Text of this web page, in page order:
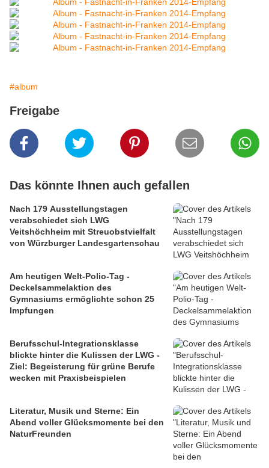
#album
Freigabe
Das könnte Ihnen auch gefallen
Nach 179 Ausstellungstagen
verabschiedet sich LWG
Veitshöchheim mit Streuobstvielfalt
von Würzburger Landesgartenschau
Am heutigen Welt-Polio-Tag -
Deckelsammelaktion des
Gymnasiums ermöglichte schon 25
Impfungen
Berufsschul-Integrationsklasse
blickte hinter die Kulissen der LWG -
Ziel: Begeisterung für grüne Berufe
wecken mit Praxisbeispielen
Literatur, Musik und Sterne: Ein
Abend voller Glücksmomente bei den
NaturFreunden